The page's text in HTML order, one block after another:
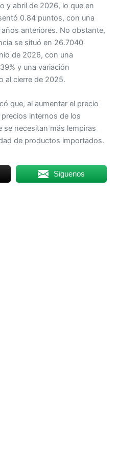
y abril de 2026, lo que en
0.84 puntos, con una
anteriores. No obstante,
se situó en 26.7040
de 2026, con una
y una variación
al cierre de 2025.
que, al aumentar el precio
internos de los
necesitan más lempiras
de productos importados.
Siguenos